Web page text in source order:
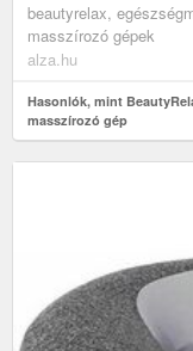
beautyrelax,
masszírozó gépek
alza.hu
Hasonlók, mint
masszírozó gép